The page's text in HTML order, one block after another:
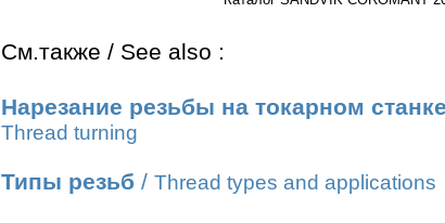
См.также / See also :
Нарезание резьбы на токарном станке
Thread turning
Типы резьб / Thread types and applications